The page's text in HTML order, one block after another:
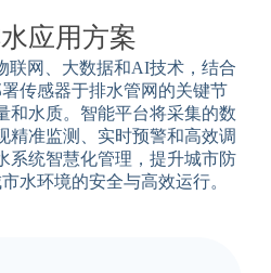
应用方案
联网、大数据和AI技术，结合
传感器于排水管网的关键节
和水质。智能平台将采集的数
精准监测、实时预警和高效调
系统智慧化管理，提升城市防
水环境的安全与高效运行。